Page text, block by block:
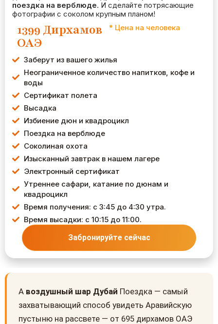
поездка на верблюде. И сделайте потрясающие
фотографии с соколом крупным планом!
1399 Дирхамов
ОАЭ
* Цена на человека
Заберут из вашего жилья
Неограниченное количество напитков, кофе и
воды
Сертификат полета
Высадка
Избиение дюн и квадроцикл
Поездка на верблюде
Соколиная охота
Изысканный завтрак в нашем лагере
Электронный сертификат
Утреннее сафари, катание по дюнам и
квадроцикл
Время получения: с 3:45 до 4:30 утра.
Время высадки: с 10:15 до 11:00.
Забронируйте сейчас
A воздушный шар Дубай Поездка — самый
захватывающий способ увидеть Аравийскую
пустыню на рассвете — от 695 дирхамов ОАЭ